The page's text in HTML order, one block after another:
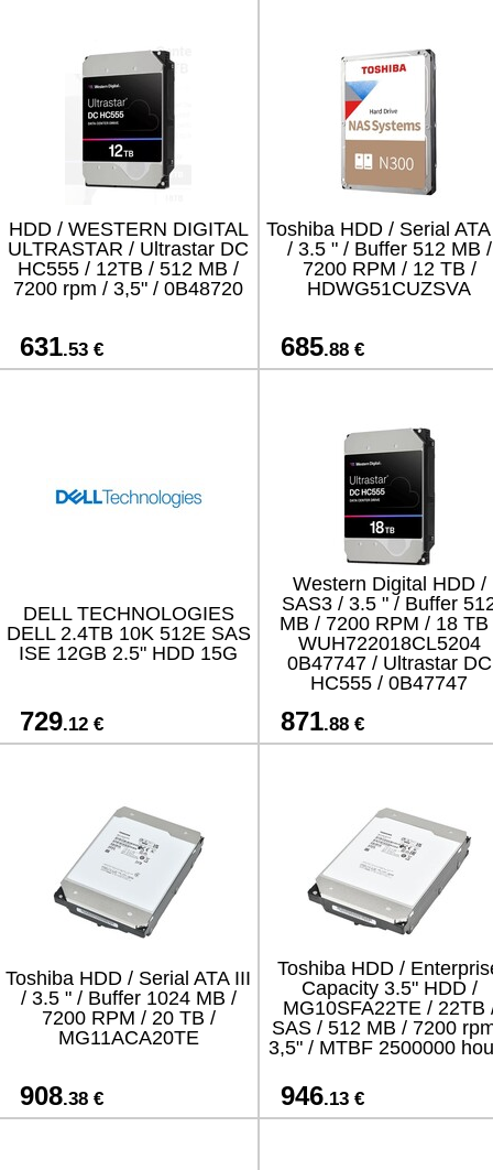
HDD / WESTERN DIGITAL
ULTRASTAR / Ultrastar DC
HC555 / 12TB / 512 MB /
7200 rpm / 3,5" / 0B48720
631.53 €
Toshiba HDD / Serial
/ 3.5 " / Buffer 512 MB /
7200 RPM / 12 TB /
HDWG51CUZSVA
685.88 €
DELL TECHNOLOGIES
DELL 2.4TB 10K 512E SAS
ISE 12GB 2.5" HDD 15G
729.12 €
Western Digital HDD /
SAS3 / 3.5 " / Buffer
MB / 7200 RPM / 18 TB
WUH722018CL5204
0B47747 / Ultrastar DC
HC555 / 0B47747
871.88 €
Toshiba HDD / Serial ATA III
/ 3.5 " / Buffer 1024 MB /
7200 RPM / 20 TB /
MG11ACA20TE
908.38 €
Toshiba HDD /
Capacity 3.5" HDD /
MG10SFA22TE / 22TB
SAS / 512 MB / 7200
3,5" / MTBF 2500000
946.13 €